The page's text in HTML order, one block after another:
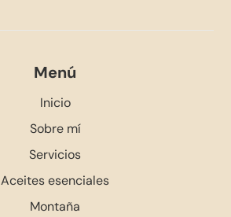
Menú
Inicio
Sobre mí
Servicios
Aceites esenciales
Montaña